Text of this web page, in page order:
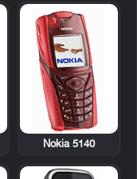
Nokia 5140